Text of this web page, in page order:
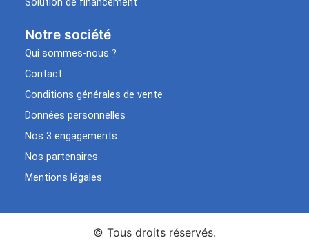
Notre société
Qui sommes-nous ?
Contact
Conditions générales de vente
Données personnelles
Nos 3 engagements
Nos partenaires
Mentions légales
© Tous droits réservés.